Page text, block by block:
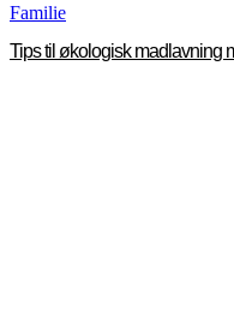
Familie
Tips til økologisk madlavning